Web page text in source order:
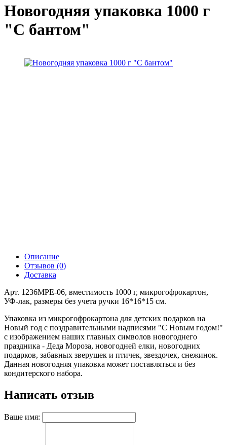
Новогодняя упаковка 1000 г
"С бантом"
Описание
Отзывов (0)
Доставка
Арт. 1236MPE-06, вместимость 1000 г, микрогофрокартон,
УФ-лак, размеры без учета ручки 16*16*15 см.
Упаковка из микрогофрокартона для детских подарков на
Новый год с поздравительными надписями "С Новым годом!"
с изображением наших главных символов новогоднего
праздника - Деда Мороза, новогодней елки, новогодних
подарков, забавных зверушек и птичек, звездочек, снежинок.
Данная новогодняя упаковка может поставляться и без
кондитерского набора.
Написать отзыв
Ваше имя: